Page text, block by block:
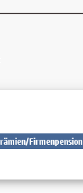
Firmenpension